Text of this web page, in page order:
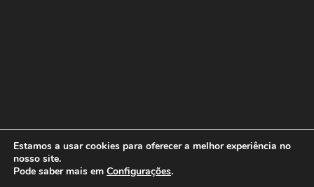
Estamos a usar cookies para oferecer a melhor experiência no
nosso site.
Pode saber mais em Configurações.